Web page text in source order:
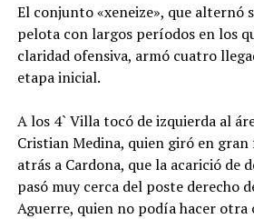
El conjunto «xeneize», que alternó
pelota con largos períodos en los
claridad ofensiva, armó cuatro
etapa inicial.
A los 4` Villa tocó de izquierda al
Cristian Medina, quien giró en
atrás a Cardona, que la acarició de
pasó muy cerca del poste derecho
Aguerre, quien no podía hacer otra